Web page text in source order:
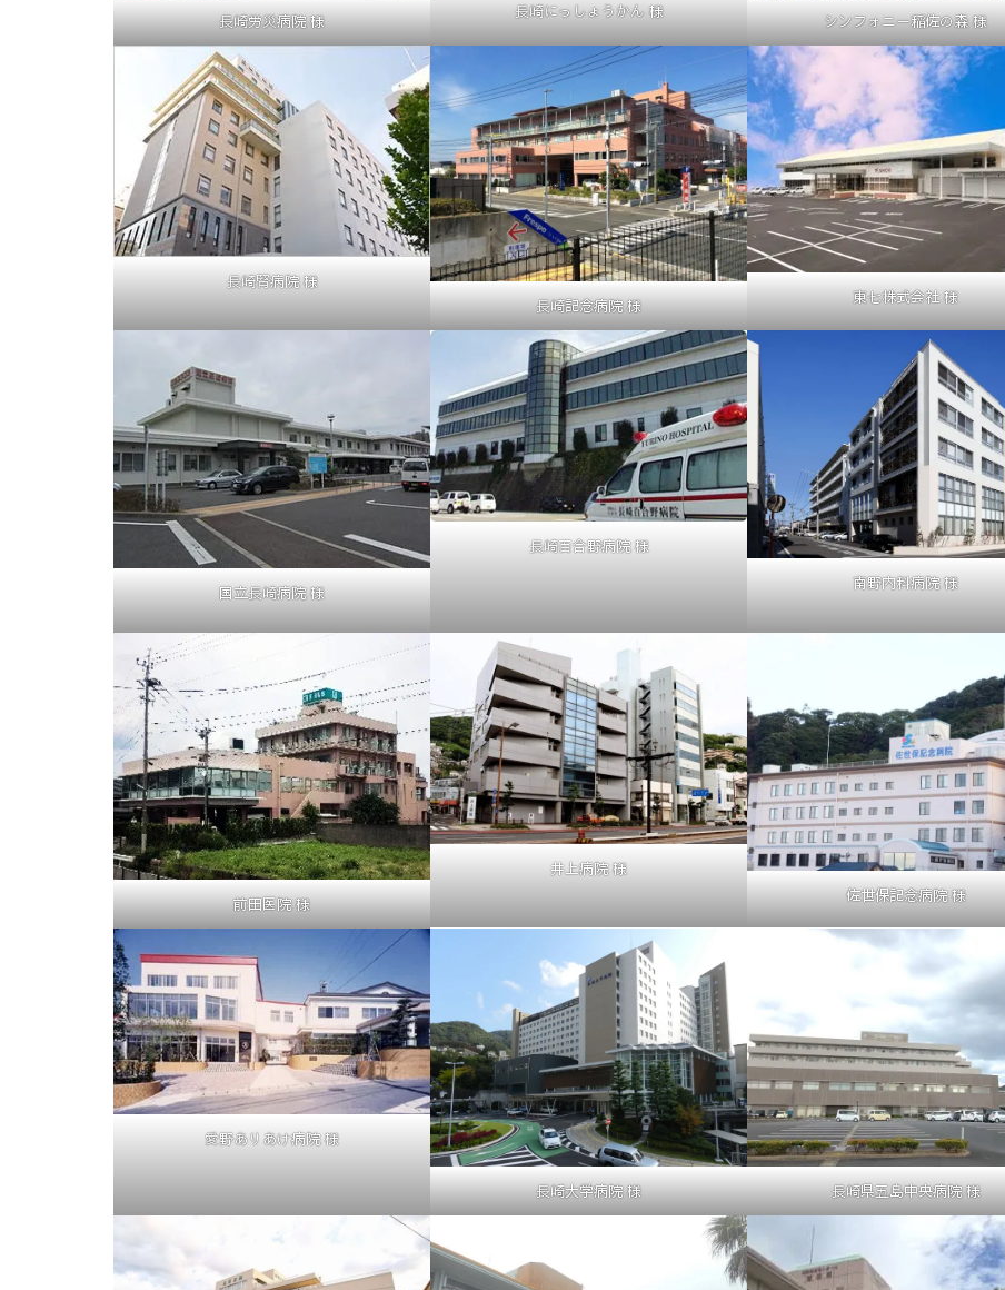
長崎労災病院 様 長崎にっしょうかん 様 シンフォニー稲佐の森 様
長崎腎病院 様
長崎記念病院 様
東七株式会社 様
国立長崎病院 様
長崎百合野病院 様
南野内科病院 様
前田医院 様
井上病院 様
佐世保記念病院 様
愛野ありあけ病院 様
長崎大学病院 様 長崎県五島中央病院 様